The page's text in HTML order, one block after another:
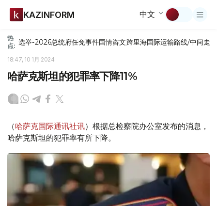
KAZINFORM 中文
热
点: 选举-2026总统府任免事件国情咨文跨里海国际运输路线/中间走廊
18:47, 10 1月 2024
哈萨克斯坦的犯罪率下降11%
（哈萨克国际通讯社讯）根据总检察院办公室发布的消息，
哈萨克斯坦的犯罪率有所下降。